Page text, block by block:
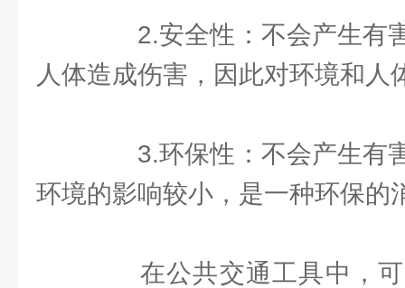
2.安全性：不会产生有
人体造成伤害，因此对环境和人
3.环保性：不会产生有
环境的影响较小，是一种环保的
在公共交通工具中，可